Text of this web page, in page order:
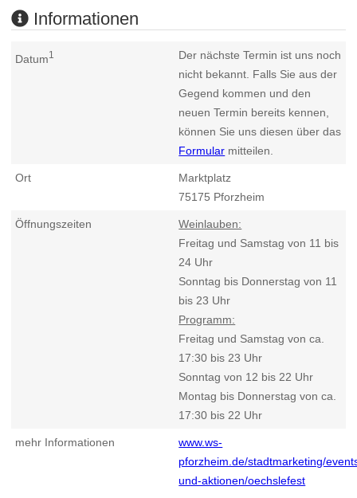
Informationen
Datum1
Der nächste Termin ist uns noch
nicht bekannt. Falls Sie aus der
Gegend kommen und den
neuen Termin bereits kennen,
können Sie uns diesen über das
Formular mitteilen.
Ort
Marktplatz
75175 Pforzheim
Öffnungszeiten
Weinlauben:
Freitag und Samstag von 11 bis
24 Uhr
Sonntag bis Donnerstag von 11
bis 23 Uhr
Programm:
Freitag und Samstag von ca.
17:30 bis 23 Uhr
Sonntag von 12 bis 22 Uhr
Montag bis Donnerstag von ca.
17:30 bis 22 Uhr
mehr Informationen
www.ws-
pforzheim.de/stadtmarketing/
und-aktionen/oechslefest